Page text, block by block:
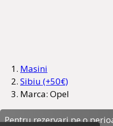
Masini
Sibiu (+50€)
Marca: Opel
Pentru rezervari pe o